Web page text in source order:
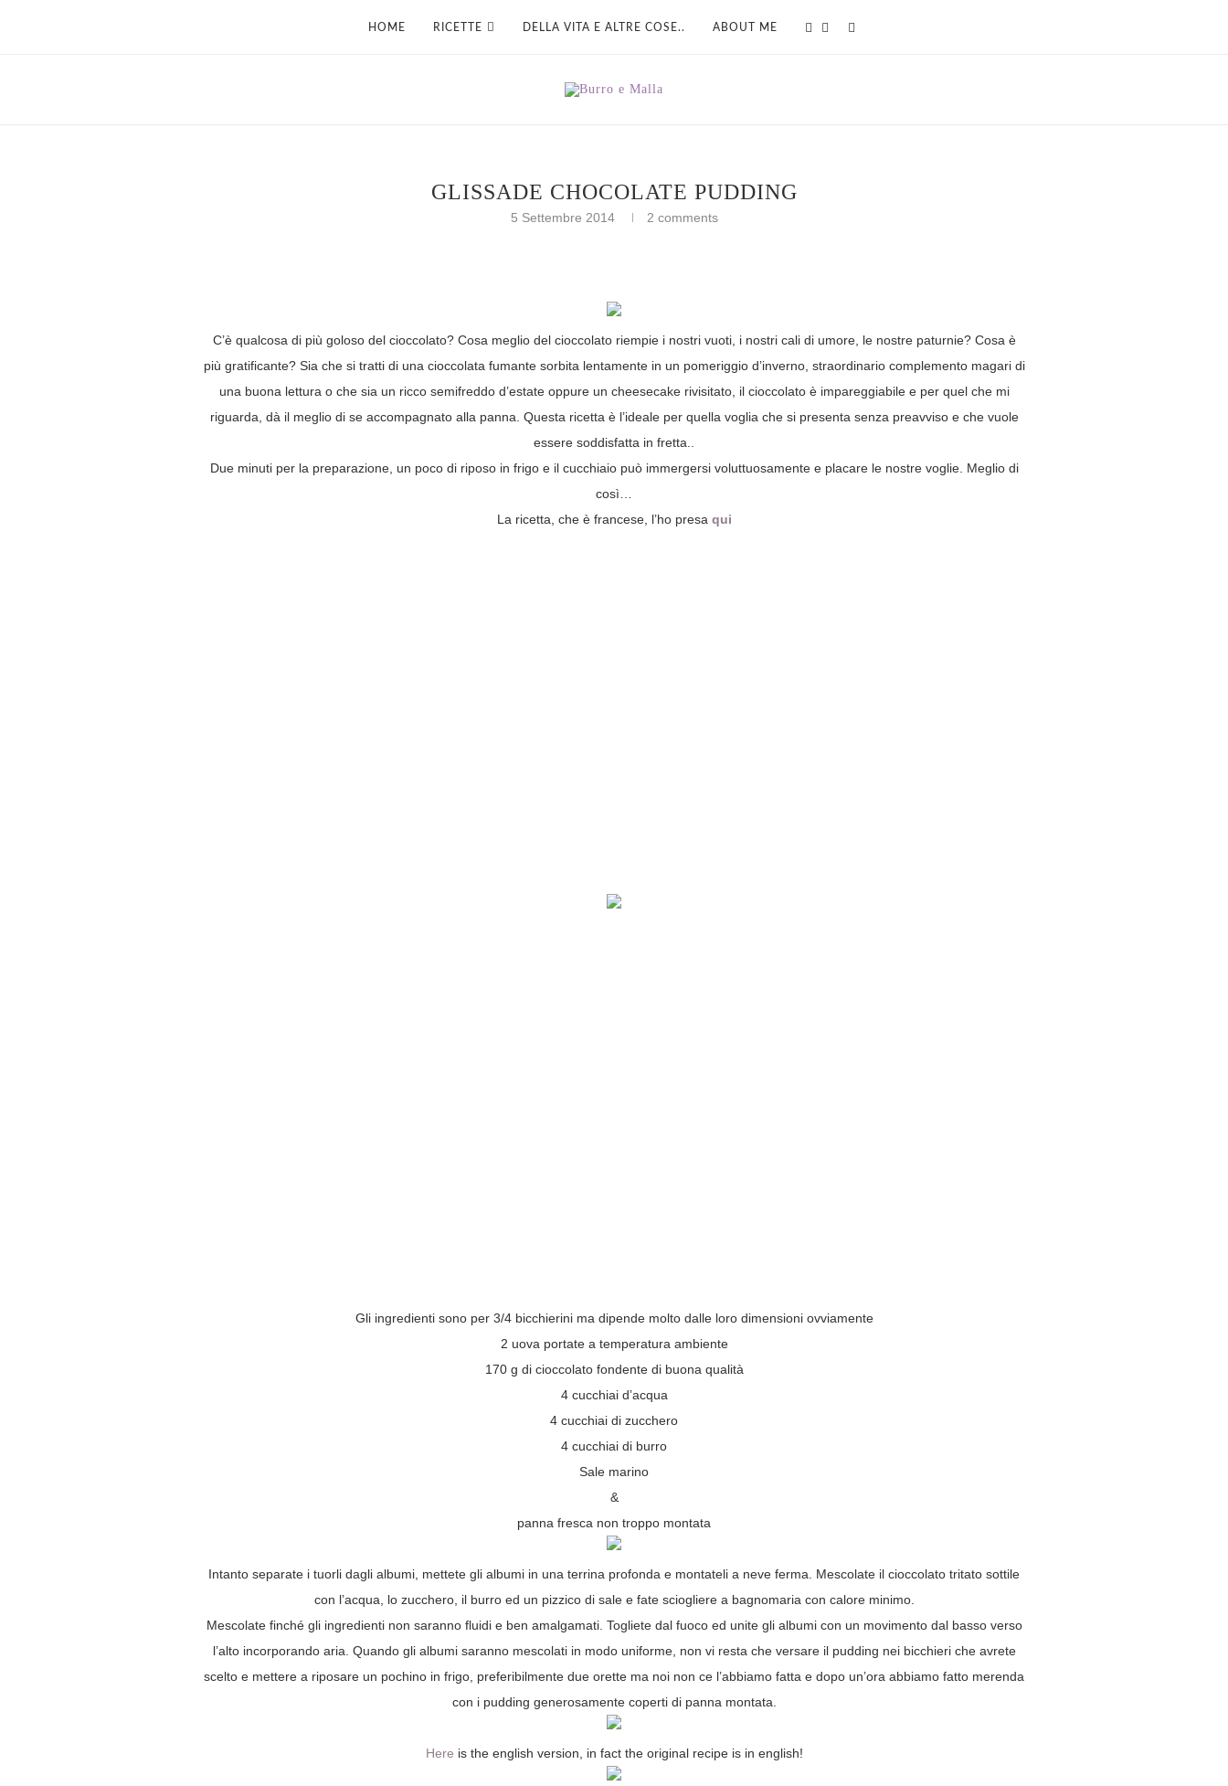
HOME RICETTE DELLA VITA E ALTRE COSE.. ABOUT ME
GLISSADE CHOCOLATE PUDDING
5 Settembre 2014 2 comments
C’è qualcosa di più goloso del cioccolato? Cosa meglio del cioccolato riempie i nostri vuoti, i nostri cali di umore, le nostre paturnie? Cosa è
più gratificante? Sia che si tratti di una cioccolata fumante sorbita lentamente in un pomeriggio d’inverno, straordinario complemento magari di
una buona lettura o che sia un ricco semifreddo d’estate oppure un cheesecake rivisitato, il cioccolato è impareggiabile e per quel che mi
riguarda, dà il meglio di se accompagnato alla panna. Questa ricetta è l’ideale per quella voglia che si presenta senza preavviso e che vuole
essere soddisfatta in fretta..
Due minuti per la preparazione, un poco di riposo in frigo e il cucchiaio può immergersi voluttuosamente e placare le nostre voglie. Meglio di
così…
La ricetta, che è francese, l’ho presa qui
Gli ingredienti sono per 3/4 bicchierini ma dipende molto dalle loro dimensioni ovviamente
2 uova portate a temperatura ambiente
170 g di cioccolato fondente di buona qualità
4 cucchiai d’acqua
4 cucchiai di zucchero
4 cucchiai di burro
Sale marino
&
panna fresca non troppo montata
Intanto separate i tuorli dagli albumi, mettete gli albumi in una terrina profonda e montateli a neve ferma. Mescolate il cioccolato tritato sottile
con l’acqua, lo zucchero, il burro ed un pizzico di sale e fate sciogliere a bagnomaria con calore minimo.
Mescolate finché gli ingredienti non saranno fluidi e ben amalgamati. Togliete dal fuoco ed unite gli albumi con un movimento dal basso verso
l’alto incorporando aria. Quando gli albumi saranno mescolati in modo uniforme, non vi resta che versare il pudding nei bicchieri che avrete
scelto e mettere a riposare un pochino in frigo, preferibilmente due orette ma noi non ce l’abbiamo fatta e dopo un’ora abbiamo fatto merenda
con i pudding generosamente coperti di panna montata.
Here is the english version, in fact the original recipe is in english!